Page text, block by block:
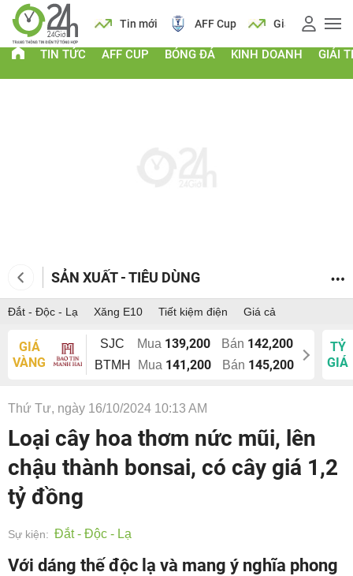
Lịch Tin mới AFF Cup Giá vàng
TIN TỨC AFF CUP BÓNG ĐÁ KINH DOANH GIẢI
SẢN XUẤT - TIÊU DÙNG
Đắt - Độc - Lạ Xăng E10 Tiết kiệm điện Giá cả
GIÁ
VÀNG
SJC Mua 139,200 Bán 142,200
BTMH Mua 141,200 Bán 145,200
TỶ
GIÁ
Thứ Tư, ngày 16/10/2024 10:13 AM
Loại cây hoa thơm nức mũi, lên
chậu thành bonsai, có cây giá 1,2
tỷ đồng
Sự kiện: Đắt - Độc - Lạ
Với dáng thế độc lạ và mang ý nghĩa phong